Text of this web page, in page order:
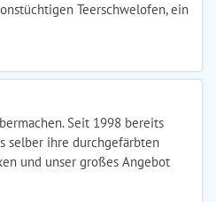
Teerschwelofen, ein
Seit 1998 bereits
selber ihre durchgefärbten
und unser großes Angebot